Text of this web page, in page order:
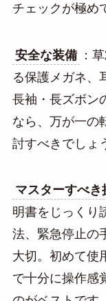
チェックが極め
安全な装備
：
る保護メガネ、
長袖・長ズボン
なら、万が一の
討すべきでしょ
マスターすべき
明書をじっくり
法、緊急停止の
大切。初めて使
で十分に操作感